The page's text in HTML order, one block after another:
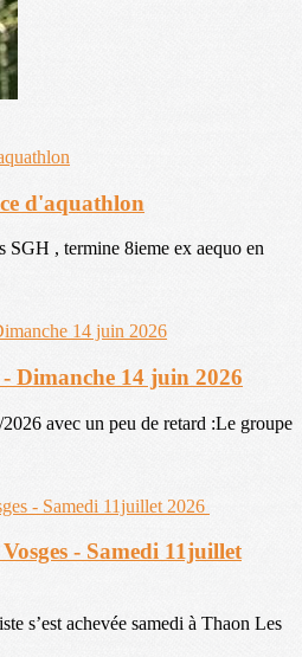
d'aquathlon
SGH , termine 8ieme ex aequo en
- Dimanche 14 juin 2026
avec un peu de retard :Le groupe
- Samedi 11juillet
s’est achevée samedi à Thaon Les